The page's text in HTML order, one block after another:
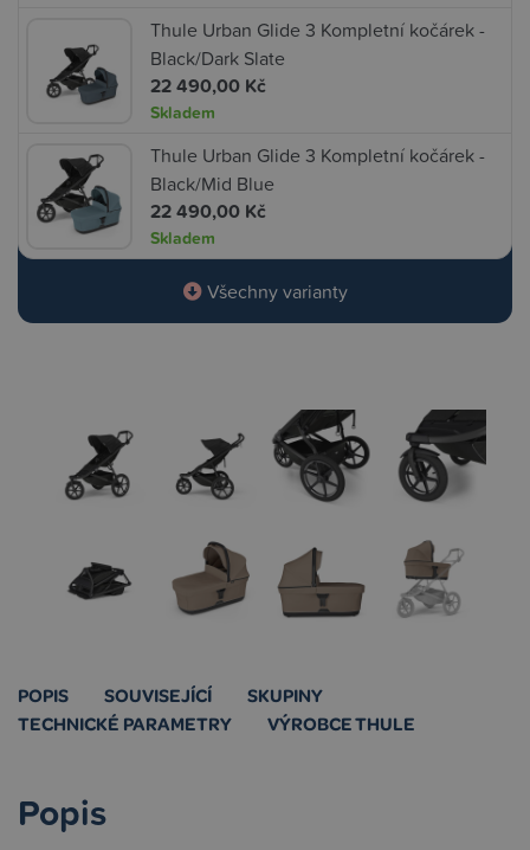
Thule Urban Glide 3 Kompletní kočárek -
Black/Dark Slate
22 490,00 Kč
Skladem
Thule Urban Glide 3 Kompletní kočárek -
Black/Mid Blue
22 490,00 Kč
Skladem
Všechny varianty
POPIS SOUVISEJÍCÍ
SKUPINY
TECHNICKÉ PARAMETRY
VÝROBCE THULE
Popis